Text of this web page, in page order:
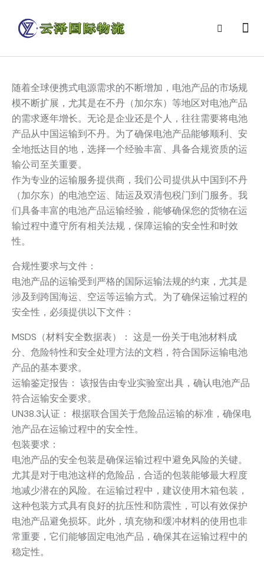
随着全球便携式电源需求的不断增加，电池产品的市场规
模不断扩展，尤其是在不丹（加尔东）等地区对电池产品
的需求逐年增长。无论是企业还是个人，往往需要将电池
产品从中国运输到不丹。为了确保电池产品能够顺利、安
全地抵达目的地，选择一个经验丰富、具备合规资质的运
输公司至关重要。
作为专业的运输服务提供商，我们公司提供从中国到不丹
（加尔东）的电池空运、陆运及双清包税门到门服务。我
们具备丰富的电池产品运输经验，能够确保您的货物在运
输过程中遵守所有相关法规，保障运输的安全性和时效
性。
合规性要求与文件：
电池产品的运输受到严格的国际运输法规的约束，尤其是
涉及到跨国海运、空运等运输方式。为了确保运输过程的
安全性，必须提供以下文件：
MSDS（材料安全数据表）： 这是一份关于电池材料成
分、危险特性和安全处理方法的文档，符合国际运输电池
产品的基本要求。
运输鉴定报告： 该报告由专业实验室出具，确认电池产品
符合运输安全要求。
UN38.3认证： 根据联合国关于危险品运输的标准，确保电
池产品在运输过程中的安全性。
包装要求：
电池产品的安全包装是确保运输过程中避免风险的关键。
尤其是对于电池这样的危险品，合适的包装能够最大程度
地减少潜在的风险。在运输过程中，建议使用木箱包装，
这种包装方式具有良好的抗压性和防震性，可以有效保护
电池产品避免损坏。此外，填充物和缓冲材料的使用也非
常重要，它们能够固定电池产品，确保其在运输过程中的
稳定性。